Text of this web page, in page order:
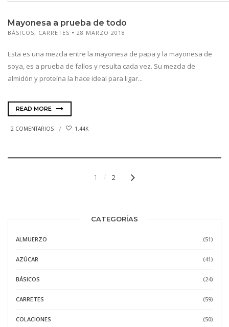
Mayonesa a prueba de todo
BÁSICOS, CARRETES 28 MARZO 2018
Esta es una mezcla entre la mayonesa de papa y la mayonesa de
soya, es a prueba de fallos y resulta cada vez. Su mezcla de
almidón y proteína la hace ideal para ligar...
READ MORE
2 COMENTARIOS 1.44K
1 2
CATEGORÍAS
ALMUERZO (51)
AZÚCAR (41)
BÁSICOS (24)
CARRETES (59)
COLACIONES (50)